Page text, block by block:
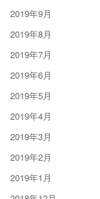
2019年9月
2019年8月
2019年7月
2019年6月
2019年5月
2019年4月
2019年3月
2019年2月
2019年1月